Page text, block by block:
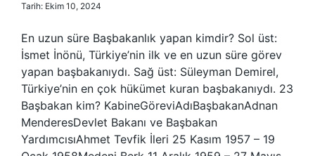
Tarih: Ekim 10, 2024
En uzun süre Başbakanlık yapan kimdir? Sol üst:
İsmet İnönü, Türkiye’nin ilk ve en uzun süre görev
yapan başbakanıydı. Sağ üst: Süleyman Demirel,
Türkiye’nin en çok hükümet kuran başbakanıydı. 23
Başbakan kim? KabineGöreviAdıBaşbakanAdnan
MenderesDevlet Bakanı ve Başbakan
YardımcısıAhmet Tevfik İleri 25 Kasım 1957 – 19